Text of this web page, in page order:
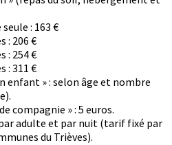
: 163 €
: 206 €
: 254 €
: 311 €
enfant » : selon âge et nombre
compagnie » : 5 euros.
par adulte et par nuit (tarif fixé par
du Trièves).